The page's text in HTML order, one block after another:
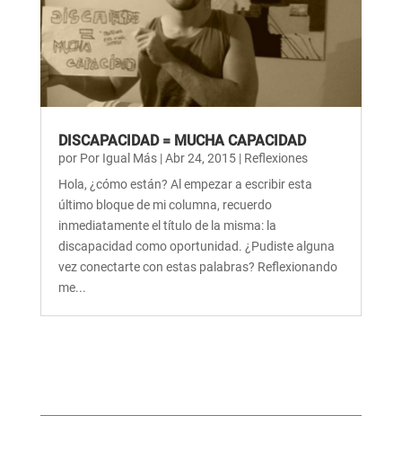
DISCAPACIDAD = MUCHA CAPACIDAD
por Por Igual Más|Abr 24, 2015| Reflexiones
Hola, ¿cómo están? Al empezar a escribir esta
último bloque de mi columna, recuerdo
inmediatamente el título de la misma: la
discapacidad como oportunidad. ¿Pudiste alguna
vez conectarte con estas palabras? Reflexionando
me...